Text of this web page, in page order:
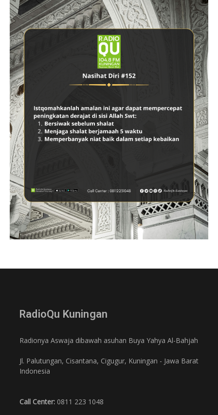
RadioQu Kuningan
Radionya Aswaja dibawah asuhan Buya Yahya Al-Bahjah
Jl. Palutungan, Cisantana, Cigugur, Kuningan - Jawa Barat
Indonesia
Call Center: 0811 223 1048